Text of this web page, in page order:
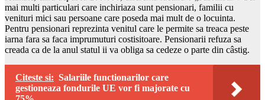
mai multi particulari care inchiriaza sunt pensionari, familii cu
venituri mici sau persoane care poseda mai mult de o locuinta.
Pentru pensionari reprezinta venitul care le permite sa treaca peste
iarna fara sa faca imprumuturi costisitoare. Pensionarii refuza sa
creada ca de la anul statul ii va obliga sa cedeze o parte din câstig.
Citeste si: Salariile functionarilor care
gestioneaza fondurile UE vor fi majorate cu